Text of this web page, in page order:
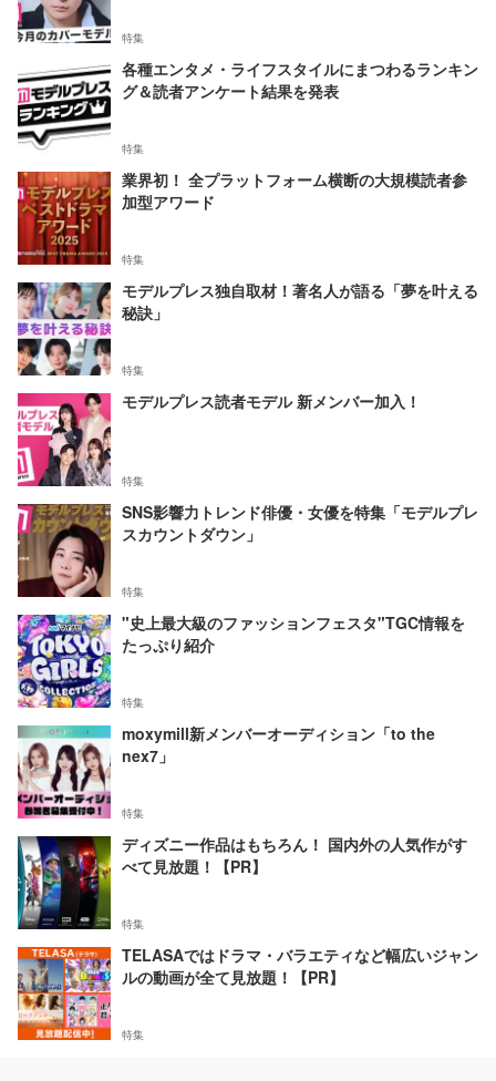
特集
各種エンタメ・ライフスタイルにまつわるランキン
グ＆読者アンケート結果を発表
特集
業界初！ 全プラットフォーム横断の大規模読者参
加型アワード
特集
モデルプレス独自取材！著名人が語る「夢を叶える
秘訣」
特集
モデルプレス読者モデル 新メンバー加入！
特集
SNS影響力トレンド俳優・女優を特集「モデルプレ
スカウントダウン」
特集
"史上最大級のファッションフェスタ"TGC情報を
たっぷり紹介
特集
moxymill新メンバーオーディション「to the
nex7」
特集
ディズニー作品はもちろん！ 国内外の人気作がす
べて見放題！【PR】
特集
TELASAではドラマ・バラエティなど幅広いジャン
ルの動画が全て見放題！【PR】
特集